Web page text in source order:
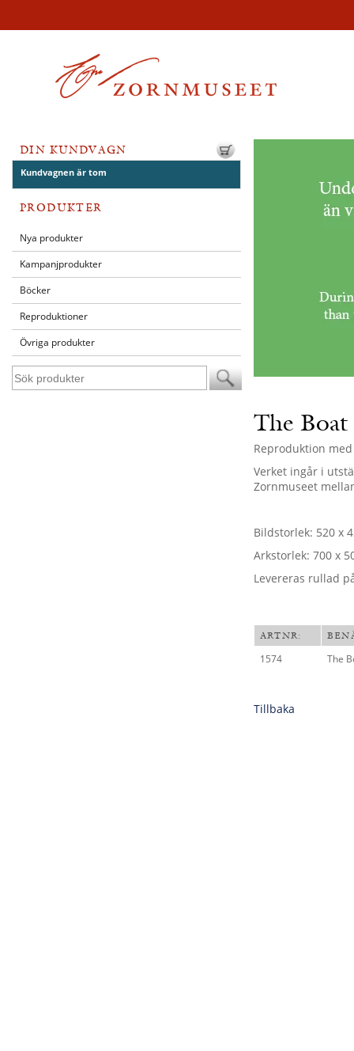
DIN KUNDVAGN
Kundvagnen är tom
PRODUKTER
Nya produkter
Kampanjprodukter
Böcker
Reproduktioner
Övriga produkter
The Boat
Reproduktion
Verket ingår i
Zornmuseet
Bildstorlek: 520 x
Arkstorlek: 700 x
Levereras rullad
ARTNR:
1574 The
Tillbaka